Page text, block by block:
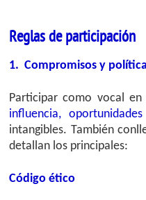
Reglas de participación
1. Compromisos y
Participar como vocal
influencia,
intangibles. También
detallan los principales:
Código ético